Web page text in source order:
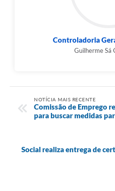
Controladoria
Guilherme Sá
NOTÍCIA MAIS RECENTE
Comissão de Emprego
para buscar medidas
Social realiza entrega de